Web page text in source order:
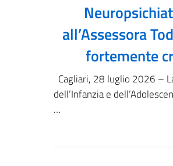
all’Assessora
fortemente
Cagliari, 28 luglio 2026 –
dell’Infanzia e
…